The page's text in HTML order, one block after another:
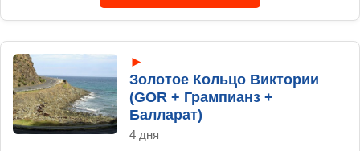
►
Золотое Кольцо Виктории
(GOR + Грампианз +
Балларат)
4 дня